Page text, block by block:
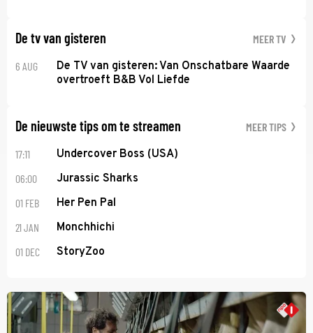
De tv van gisteren MEER TV
6 AUG
De TV van gisteren: Van Onschatbare Waarde
overtroeft B&B Vol Liefde
De nieuwste tips om te streamen MEER TIPS
17:11 Undercover Boss (USA)
06:00 Jurassic Sharks
01 FEB Her Pen Pal
21 JAN Monchhichi
01 DEC StoryZoo